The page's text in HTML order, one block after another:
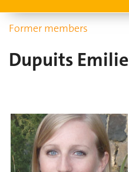
Former members
Dupuits Emilie